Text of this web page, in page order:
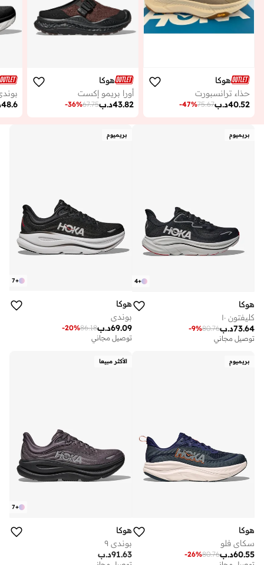
هوكا
حذاء ترانسبورت
د.ب40.52
75.67
-47%
هوكا
أورا بريمو إكست
د.ب43.82
67.75
-36%
48.6
بريميوم
+
4
هوكا
كليفتون ١٠
د.ب73.64
80.76
-9%
توصيل مجاني
بريميوم
+
7
هوكا
بوندي
د.ب69.09
86.18
-20%
توصيل مجاني
بريميوم
هوكا
سكاي فلو
د.ب60.55
80.76
-26%
الأكثر مبيعا
+
7
هوكا
بوندي ٩
د.ب91.63